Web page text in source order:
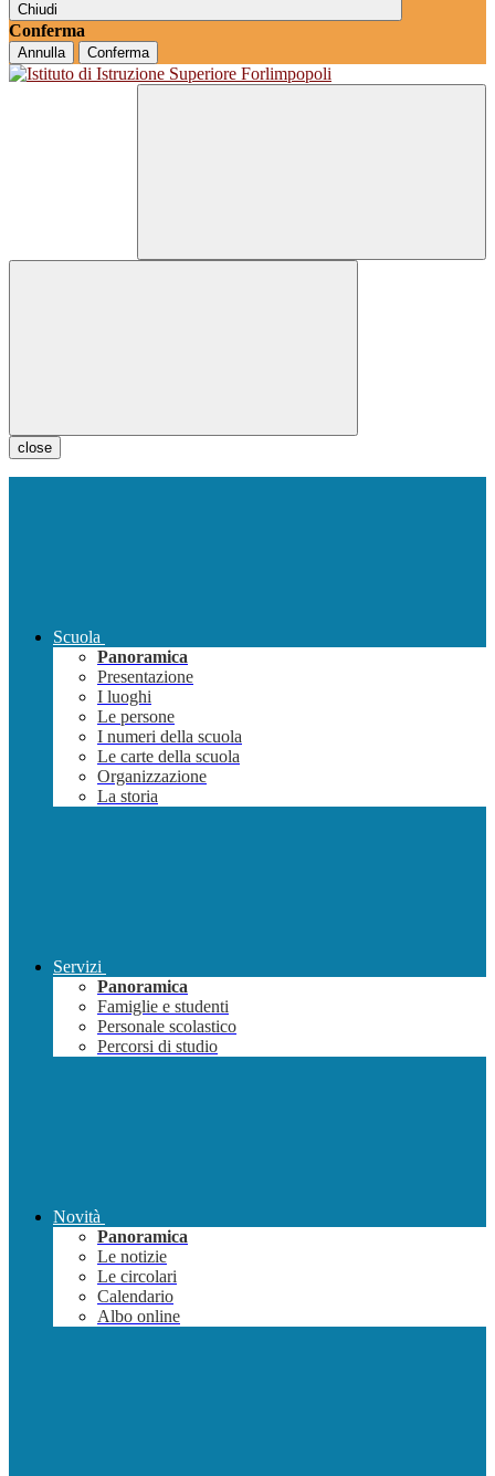
Chiudi
Conferma
Annulla Conferma
close
Scuola
Panoramica
Presentazione
I luoghi
Le persone
I numeri della scuola
Le carte della scuola
Organizzazione
La storia
Servizi
Panoramica
Famiglie e studenti
Personale scolastico
Percorsi di studio
Novità
Panoramica
Le notizie
Le circolari
Calendario
Albo online